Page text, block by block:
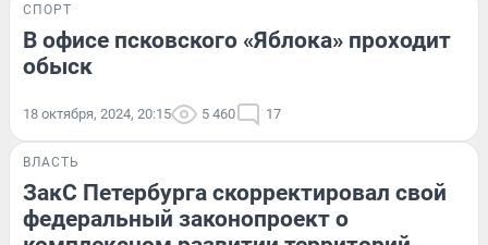
СПОРТ
В офисе псковского «Яблока» проходит
обыск
18 октября, 2024, 20:15 5 460 17
ВЛАСТЬ
ЗакС Петербурга скорректировал свой
федеральный законопроект о